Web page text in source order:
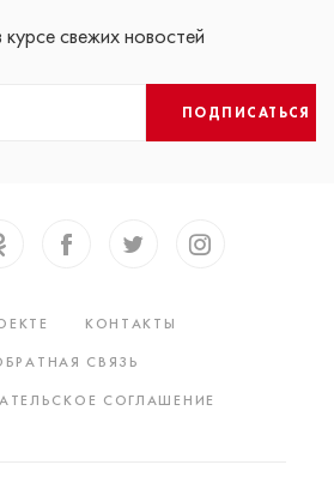
курсе свежих новостей
ПОДПИСАТЬСЯ
КОНТАКТЫ
СВЯЗЬ
СОГЛАШЕНИЕ